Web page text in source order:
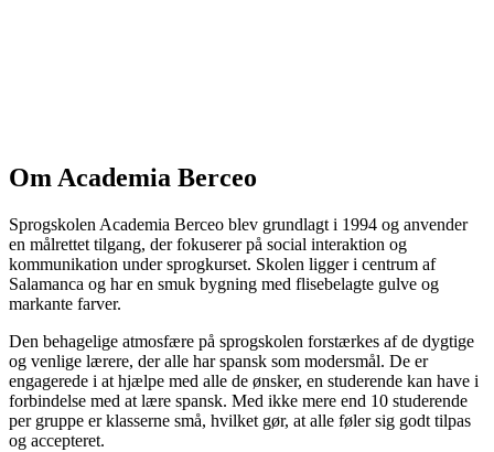
Om Academia Berceo
Sprogskolen Academia Berceo blev grundlagt i 1994 og anvender
en målrettet tilgang, der fokuserer på social interaktion og
kommunikation under sprogkurset. Skolen ligger i centrum af
Salamanca og har en smuk bygning med flisebelagte gulve og
markante farver.
Den behagelige atmosfære på sprogskolen forstærkes af de dygtige
og venlige lærere, der alle har spansk som modersmål. De er
engagerede i at hjælpe med alle de ønsker, en studerende kan have i
forbindelse med at lære spansk. Med ikke mere end 10 studerende
per gruppe er klasserne små, hvilket gør, at alle føler sig godt tilpas
og accepteret.